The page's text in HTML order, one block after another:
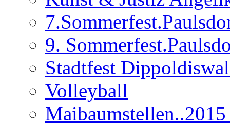
9.
Stadtfest
Volleyball